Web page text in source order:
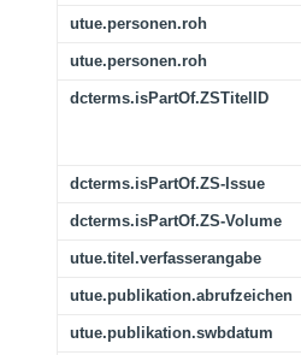
utue.personen.roh
utue.personen.roh
dcterms.isPartOf.ZSTitelID
dcterms.isPartOf.ZS-Issue
dcterms.isPartOf.ZS-Volume
utue.titel.verfasserangabe
utue.publikation.abrufzeichen
utue.publikation.swbdatum